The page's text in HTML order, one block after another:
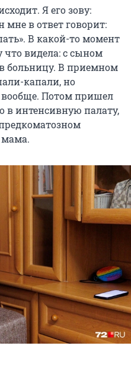
Я его зову:
мне в ответ говорит:
В какой-то момент
что видела: с сыном
больницу. В приемном
капали, но
вообще. Потом пришел
в интенсивную палату,
мама.